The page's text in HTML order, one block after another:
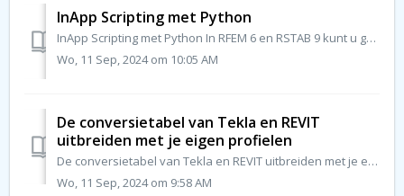
InApp Scripting met Python
InApp Scripting met Python In RFEM 6 en RSTAB 9 kunt u gebruik maken van InApp Scripting met Python. Net als met JavaScript is het mogelijk om op basis ...
Wo, 11 Sep, 2024 om 10:05 AM
De conversietabel van Tekla en REVIT
uitbreiden met je eigen profielen
De conversietabel van Tekla en REVIT uitbreiden met je eigen profielen De conversietabel met betrekking tot de RFEM 6 en RSTAB expressies is gebaseerd o...
Wo, 11 Sep, 2024 om 9:58 AM